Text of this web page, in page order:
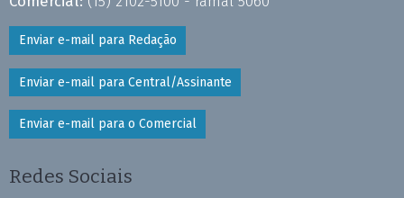
Enviar e-mail para Redação
Enviar e-mail para Central/Assinante
Enviar e-mail para o Comercial
Redes Sociais